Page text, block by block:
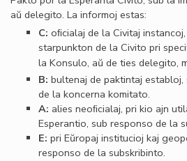
aŭ delegito. La informoj estas:
C: oﬁcialaj de la Civitaj
starpunkton de la Civito pri
la Konsulo, aŭ de ties delegito,
B: bultenaj de paktintaj
de la koncerna komitato.
A: alies neoﬁcialaj, pri kio ajn
Esperantio, sub responso de la
E: pri Eŭropaj institucioj kaj
responso de la subskribinto.